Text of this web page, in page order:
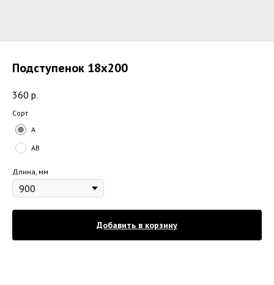
Подступенок 18х200
360 р.
Сорт
A
AB
Длина, мм
Добавить в корзину